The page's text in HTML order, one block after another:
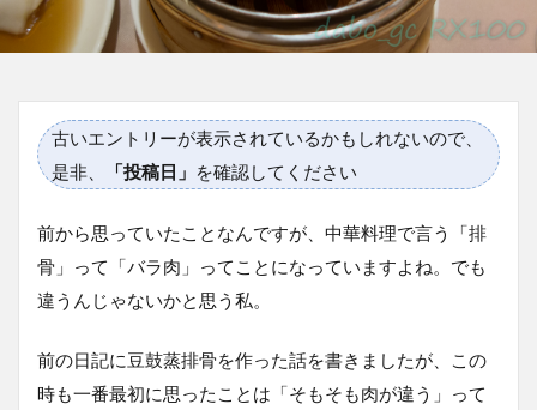
古いエントリーが表示されているかもしれないので、
是非、
「投稿日」 を確認してください
前から思っていたことなんですが、中華料理で言う「排
骨」って「バラ肉」ってことになっていますよね。でも
違うんじゃないかと思う私。
前の日記に豆鼓蒸排骨を作った話を書きましたが、この
時も一番最初に思ったことは「そもそも肉が違う」って